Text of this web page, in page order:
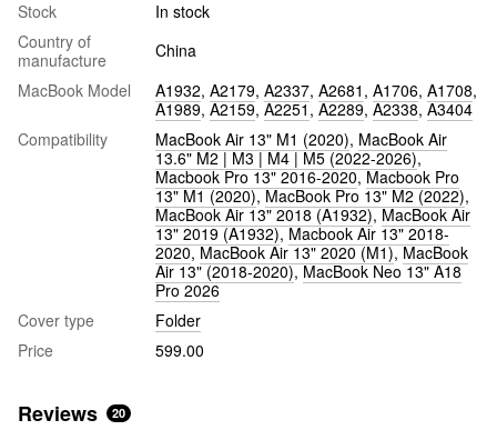
Stock
In stock
Country of
manufacture
China
MacBook Model
A1932, A2179, A2337, A2681 , A1706, A1708,
A1989, A2159, A2251, A2289, A2338, A3404
Compatibility
MacBook Air 13" M1 (2020), MacBook Air
13.6" M2 | M3 | M4 | M5 (2022-2026),
Macbook Pro 13" 2016-2020,Macbook Pro
13" M1 (2020),MacBook Pro 13" M2 (2022),
MacBook Air 13" 2018 (A1932),MacBook Air
13" 2019 (A1932),Macbook Air 13" 2018-
2020,MacBook Air 13" 2020 (M1),MacBook
Air 13" (2018-2020),MacBook Neo 13" A18
Pro 2026
Cover type
Folder
Price
599.00
Reviews 20